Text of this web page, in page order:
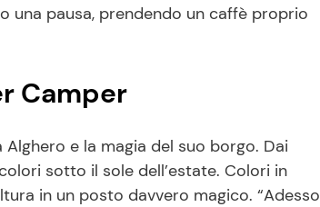
una pausa, prendendo un caffè proprio
Camper
e la magia del suo borgo. Dai
sotto il sole dell’estate. Colori in
in un posto davvero magico. “Adesso